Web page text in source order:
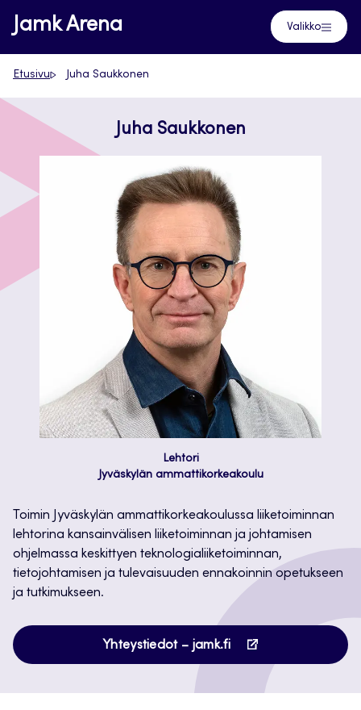
Siirry
suoraan
sisältöön
Jamk Arena Valikko
Etusivu Juha Saukkonen
Juha Saukkonen
Lehtori
Jyväskylän ammattikorkeakoulu
Toimin Jyväskylän ammattikorkeakoulussa liiketoiminnan
lehtorina kansainvälisen liiketoiminnan ja johtamisen
ohjelmassa keskittyen teknologialiiketoiminnan,
tietojohtamisen ja tulevaisuuden ennakoinnin opetukseen
ja tutkimukseen.
Yhteystiedot – jamk.fi
Avautuu
uuteen
välilehteen